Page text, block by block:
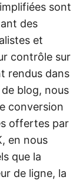
sont
des
et
contrôle sur
rendus dans
blog, nous
conversion
offertes par
en nous
que la
de ligne, la